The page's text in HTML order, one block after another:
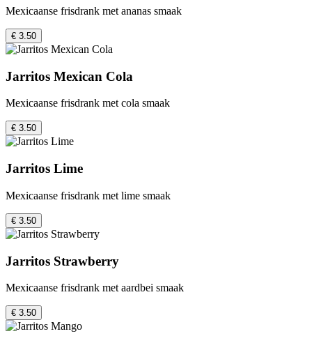
Mexicaanse frisdrank met ananas smaak
€ 3.50
Jarritos Mexican Cola
Mexicaanse frisdrank met cola smaak
€ 3.50
Jarritos Lime
Mexicaanse frisdrank met lime smaak
€ 3.50
Jarritos Strawberry
Mexicaanse frisdrank met aardbei smaak
€ 3.50